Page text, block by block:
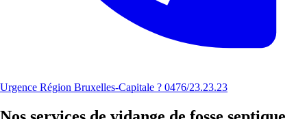
Urgence Région Bruxelles-Capitale ? 0476/23.23.23